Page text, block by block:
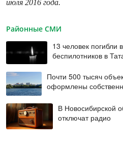
июля 2016 года.
Районные СМИ
13 человек погибли
беспилотников в
Почти 500 тысяч
оформлены
В Новосибирской
отключат радио